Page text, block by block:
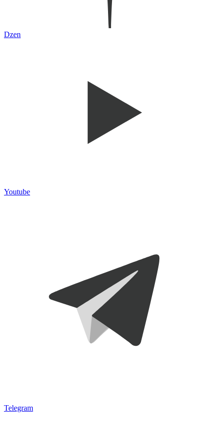
Dzen
Youtube
Telegram